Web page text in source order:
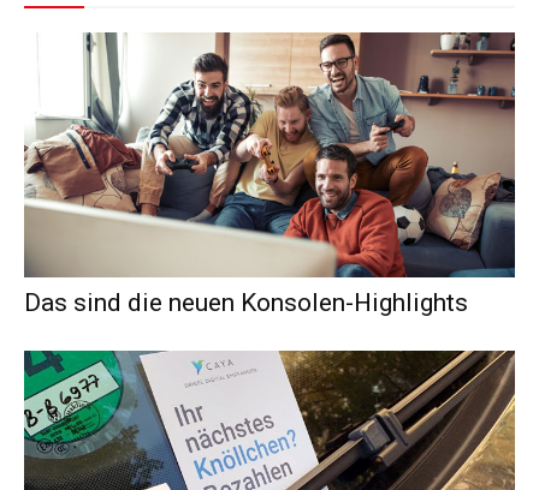
Das sind die neuen Konsolen-Highlights